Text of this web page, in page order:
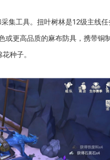
集工具。扭叶树林是12级主线
更高品质的麻布防具，携带铜
种子。